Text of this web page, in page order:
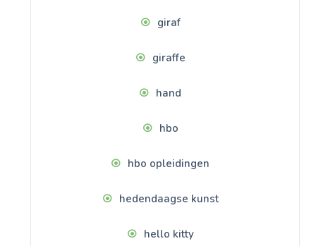
giraf
giraffe
hand
hbo
hbo opleidingen
hedendaagse kunst
hello kitty